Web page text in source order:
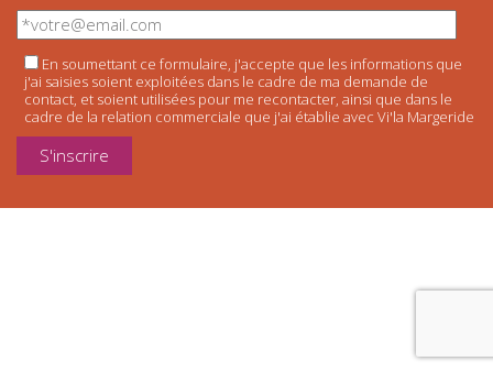
En soumettant ce formulaire, j'accepte que les informations que
j'ai saisies soient exploitées dans le cadre de ma demande de
contact, et soient utilisées pour me recontacter, ainsi que dans le
cadre de la relation commerciale que j'ai établie avec Vi'la Margeride